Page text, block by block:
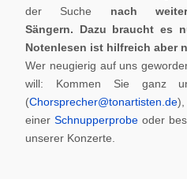
der Suche nach
Sängern. Dazu braucht es
Notenlesen ist hilfreich aber
Wer neugierig auf uns
will: Kommen Sie ganz
(Chorsprecher@tonartisten.de
einerSchnupperprobe oder
unserer Konzerte.